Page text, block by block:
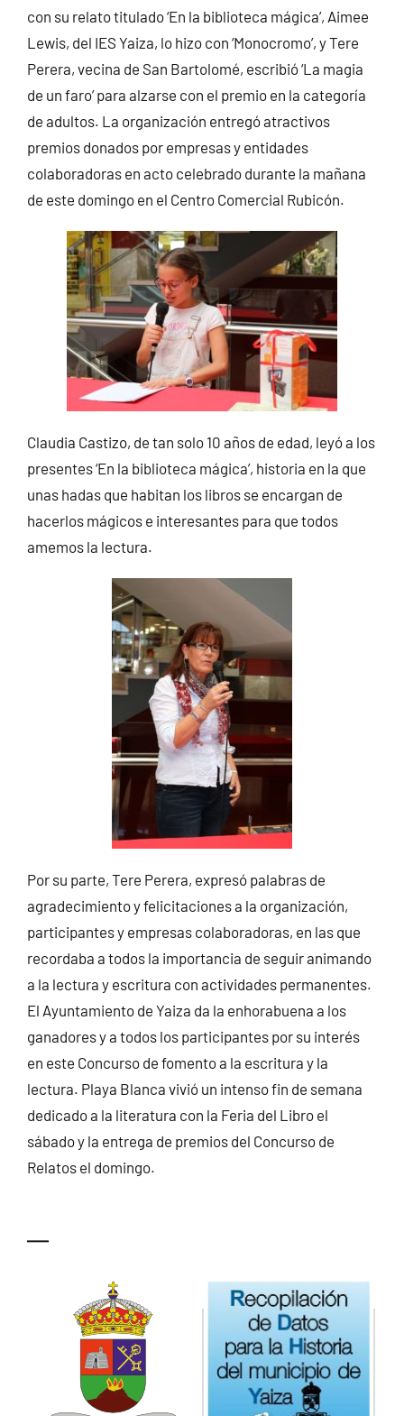
con su relato titulado ‘En la biblioteca mágica’, Aimee
Lewis, del IES Yaiza, lo hizo con ‘Monocromo’, y Tere
Perera, vecina de San Bartolomé, escribió ‘La magia
de un faro’ para alzarse con el premio en la categoría
de adultos. La organización entregó atractivos
premios donados por empresas y entidades
colaboradoras en acto celebrado durante la mañana
de este domingo en el Centro Comercial Rubicón.
Claudia Castizo, de tan solo 10 años de edad, leyó a los
presentes ‘En la biblioteca mágica’, historia en la que
unas hadas que habitan los libros se encargan de
hacerlos mágicos e interesantes para que todos
amemos la lectura.
Por su parte, Tere Perera, expresó palabras de
agradecimiento y felicitaciones a la organización,
participantes y empresas colaboradoras, en las que
recordaba a todos la importancia de seguir animando
a la lectura y escritura con actividades permanentes.
El Ayuntamiento de Yaiza da la enhorabuena a los
ganadores y a todos los participantes por su interés
en este Concurso de fomento a la escritura y la
lectura. Playa Blanca vivió un intenso fin de semana
dedicado a la literatura con la Feria del Libro el
sábado y la entrega de premios del Concurso de
Relatos el domingo.
—